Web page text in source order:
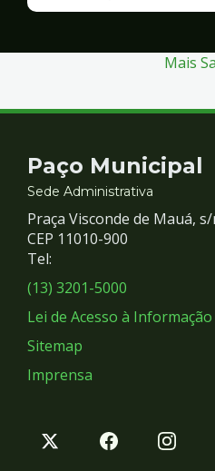
Mais
Contato
e
Redes
Sociais
Paço Municipal
Sede Administrativa
Praça Visconde de Mauá,
CEP 11010-900
Tel:
(13) 3201-5000
Lei de Acesso à Informação
Sitemap
Imprensa